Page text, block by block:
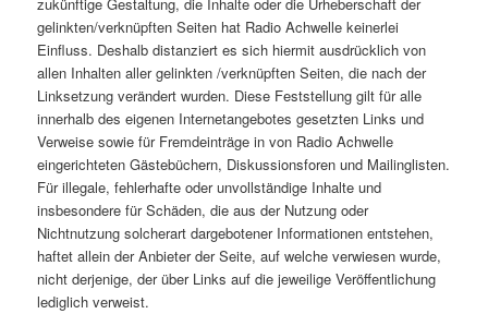
zukünftige Gestaltung, die Inhalte oder die Urheberschaft der
gelinkten/verknüpften Seiten hat Radio Achwelle keinerlei
Einfluss. Deshalb distanziert es sich hiermit ausdrücklich von
allen Inhalten aller gelinkten /verknüpften Seiten, die nach der
Linksetzung verändert wurden. Diese Feststellung gilt für alle
innerhalb des eigenen Internetangebotes gesetzten Links und
Verweise sowie für Fremdeinträge in von Radio Achwelle
eingerichteten Gästebüchern, Diskussionsforen und Mailinglisten.
Für illegale, fehlerhafte oder unvollständige Inhalte und
insbesondere für Schäden, die aus der Nutzung oder
Nichtnutzung solcherart dargebotener Informationen entstehen,
haftet allein der Anbieter der Seite, auf welche verwiesen wurde,
nicht derjenige, der über Links auf die jeweilige Veröffentlichung
lediglich verweist.